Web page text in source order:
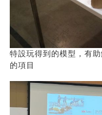
特設玩得到的模型，有
的項目